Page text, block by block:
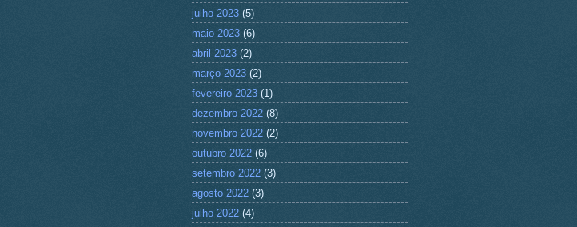
julho 2023 (5)
maio 2023 (6)
abril 2023 (2)
março 2023 (2)
fevereiro 2023 (1)
dezembro 2022 (8)
novembro 2022 (2)
outubro 2022 (6)
setembro 2022 (3)
agosto 2022 (3)
julho 2022 (4)